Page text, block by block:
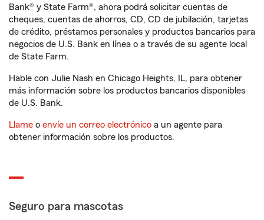
Bank® y State Farm®, ahora podrá solicitar cuentas de
cheques, cuentas de ahorros, CD, CD de jubilación, tarjetas
de crédito, préstamos personales y productos bancarios para
negocios de U.S. Bank en línea o a través de su agente local
de State Farm.
Hable con Julie Nash en Chicago Heights, IL, para obtener
más información sobre los productos bancarios disponibles
de U.S. Bank.
Llame o envíe un correo electrónico a un agente para
obtener información sobre los productos.
Seguro para mascotas